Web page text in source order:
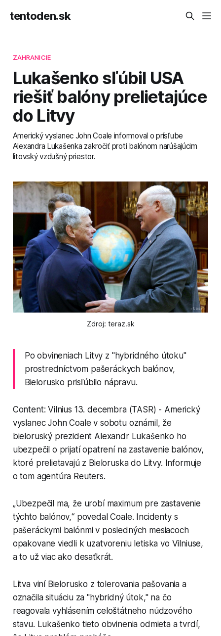
tentoden.sk
ZAHRANICIE
Lukašenko sľúbil USA
riešiť balóny prelietajúce
do Litvy
Americký vyslanec John Coale informoval o prísľube
Alexandra Lukašenka zakročiť proti balónom narúšajúcim
litovský vzdušný priestor.
Zdroj: teraz.sk
Po obvineniach Litvy z "hybridného útoku"
prostredníctvom pašeráckych balónov,
Bielorusko prisľúbilo nápravu.
Content: Vilnius 13. decembra (TASR) - Americký
vyslanec John Coale v sobotu oznámil, že
bieloruský prezident Alexandr Lukašenko ho
ubezpečil o prijatí opatrení na zastavenie balónov,
ktoré prelietavajú z Bieloruska do Litvy. Informuje
o tom agentúra Reuters.
„Ubezpečil ma, že urobí maximum pre zastavenie
týchto balónov,“ povedal Coale. Incidenty s
pašeráckymi balónmi v posledných mesiacoch
opakovane viedli k uzatvoreniu letiska vo Vilniuse,
a to už viac ako desaťkrát.
Litva viní Bielorusko z tolerovania pašovania a
označila situáciu za "hybridný útok," na čo
reagovala vyhlásením celoštátneho núdzového
stavu. Lukašenko tieto obvinenia odmieta a tvrdí,